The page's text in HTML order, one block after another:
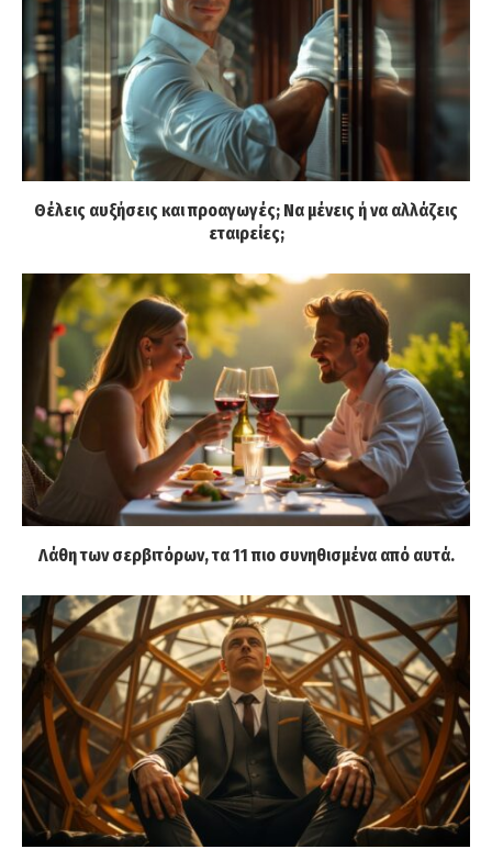
Θέλεις αυξήσεις και προαγωγές; Να μένεις ή να αλλάζεις
εταιρείες;
Λάθη των σερβιτόρων, τα 11 πιο συνηθισμένα από αυτά.